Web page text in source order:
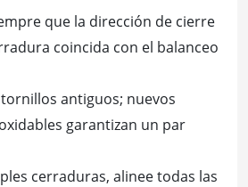
que la dirección de cierre
coincida con el balanceo
antiguos; nuevos
garantizan un par
cerraduras, alinee todas las